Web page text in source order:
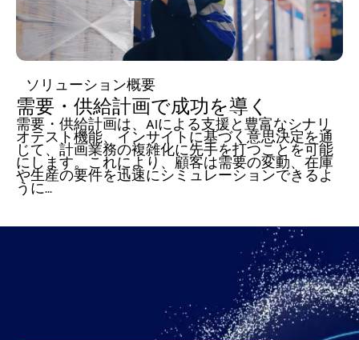
ソリューション概要
需要・供給計画で成功を導く
需要・供給計画は、AIによる支援と豊富なシナリ
オテスト機能、インサイトに基づく意思決定を通
じて、計画業務の複雑化に先手を打つことを可能
にします。これにより、顧客は需要の変動、在庫
や生産の要件を迅速にシミュレーションできるよ
うに...